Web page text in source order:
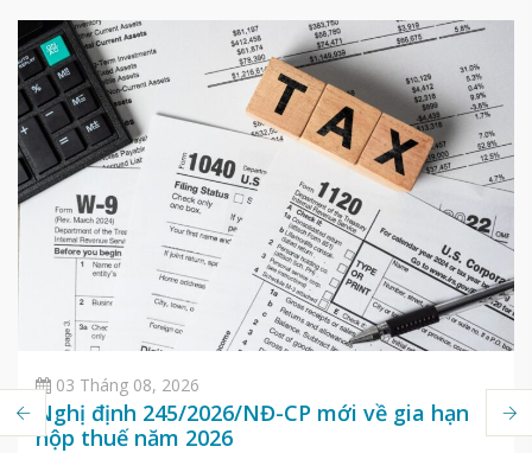
03 Tháng 08, 2026
Nghị định 245/2026/NĐ-CP mới về gia hạn
nộp thuế năm 2026